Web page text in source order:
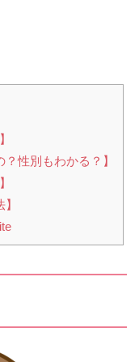
性別もわかる？】